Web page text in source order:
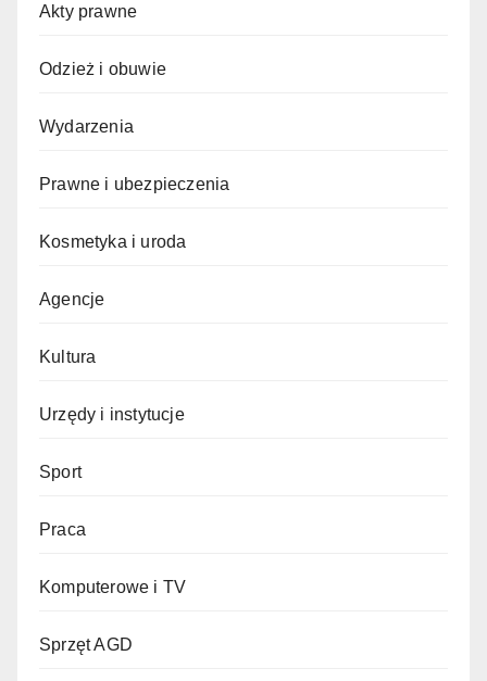
Akty prawne
Odzież i obuwie
Wydarzenia
Prawne i ubezpieczenia
Kosmetyka i uroda
Agencje
Kultura
Urzędy i instytucje
Sport
Praca
Komputerowe i TV
Sprzęt AGD